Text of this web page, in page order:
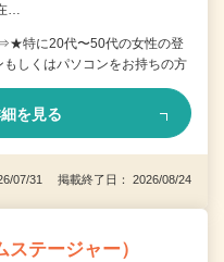
…
特に20代〜50代の女性の登
しくはパソコンをお持ちの方
を見る
07/31 掲載終了日： 2026/08/24
テージャー）